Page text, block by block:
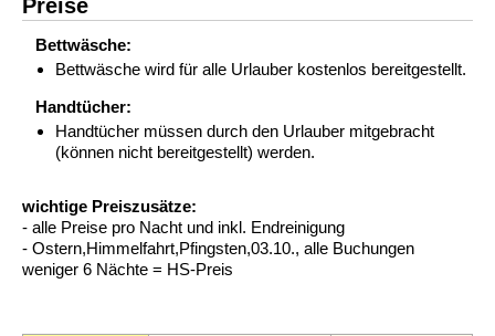
Preise
Bettwäsche:
Bettwäsche wird für alle Urlauber kostenlos bereitgestellt.
Handtücher:
Handtücher müssen durch den Urlauber mitgebracht
(können nicht bereitgestellt) werden.
wichtige Preiszusätze:
- alle Preise pro Nacht und inkl. Endreinigung
- Ostern,Himmelfahrt,Pfingsten,03.10., alle Buchungen
weniger 6 Nächte = HS-Preis